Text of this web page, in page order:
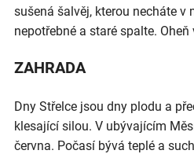
sušená šalvěj, kterou necháte v
nepotřebné a staré spalte.
ZAHRADA
Dny Střelce jsou dny plodu a
klesající silou. V ubývajícím
června. Počasí bývá teplé a